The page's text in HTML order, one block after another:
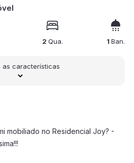
2 Qua. 1Ban.
as características
mobiliado no Residencial Joy? -